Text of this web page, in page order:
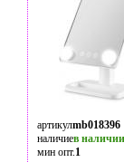
артикулmb018396
наличиев наличии
мин опт.1